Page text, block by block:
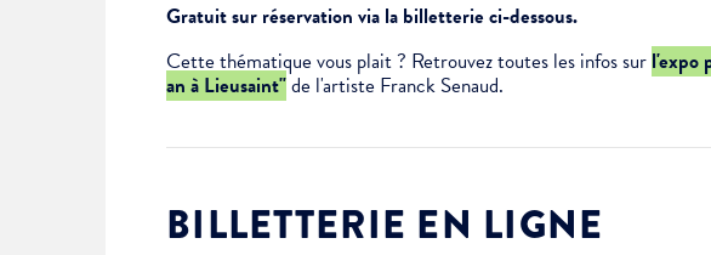
Gratuit sur réservation via la billetterie ci-dessous.
Cette thématique vous plait ? Retrouvez toutes les infos sur l'expo
an à Lieusaint"de l'artiste Franck Senaud.
BILLETTERIE EN LIGNE